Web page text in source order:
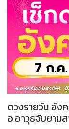
ดวงรายวัน อัง
อ.อาวุธจับยาม